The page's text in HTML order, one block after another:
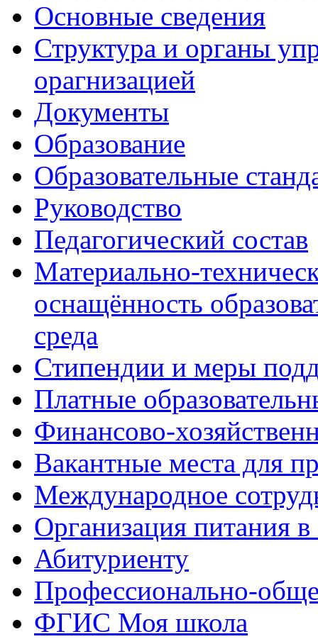
Основные сведения
Структура и органы
орагнизацией
Документы
Образование
Образовательные
Руководство
Педагогический состав
Материально-
оснащённость
среда
Стипендии и меры
Платные
Финансово-
Вакантные места для
Международное
Организация питания в
Абитуриенту
Профессионально-
ФГИС Моя школа